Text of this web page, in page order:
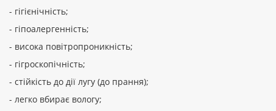
- гігієнічність;
- гіпоалергенність;
- висока повітропроникність;
- гігроскопічність;
- стійкість до дії лугу (до прання);
- легко вбирає вологу;